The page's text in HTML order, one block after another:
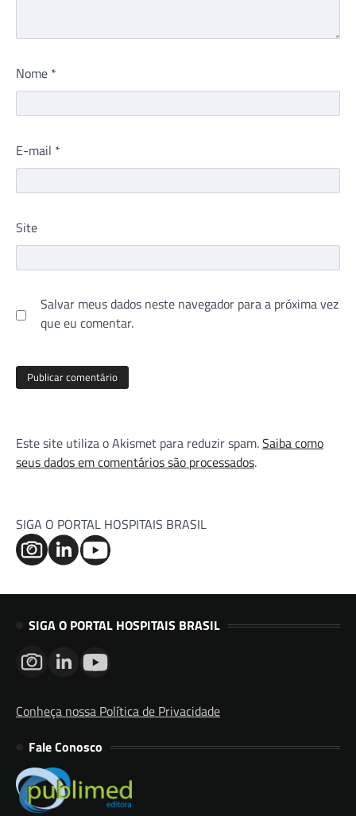
Nome *
E-mail *
Site
Salvar meus dados neste navegador para a próxima vez
que eu comentar.
Este site utiliza o Akismet para reduzir spam.Saiba como
seus dados em comentários são processados.
SIGA O PORTAL HOSPITAIS BRASIL
SIGA O PORTAL HOSPITAIS BRASIL
Conheça nossa Política de Privacidade
Fale Conosco